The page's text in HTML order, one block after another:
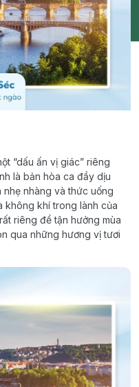
“dấu ấn vị giác” riêng
là bản hòa ca đầy dịu
nhẹ nhàng và thức uống
không khí trong lành của
riêng để tận hưởng mùa
qua những hương vị tươi